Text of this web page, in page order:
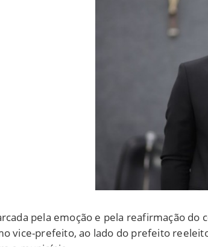
pela emoção e pela reafirmação
vice-prefeito, ao lado do prefeito